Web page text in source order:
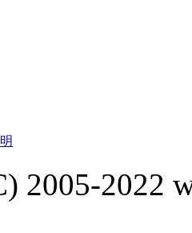
2005-2022